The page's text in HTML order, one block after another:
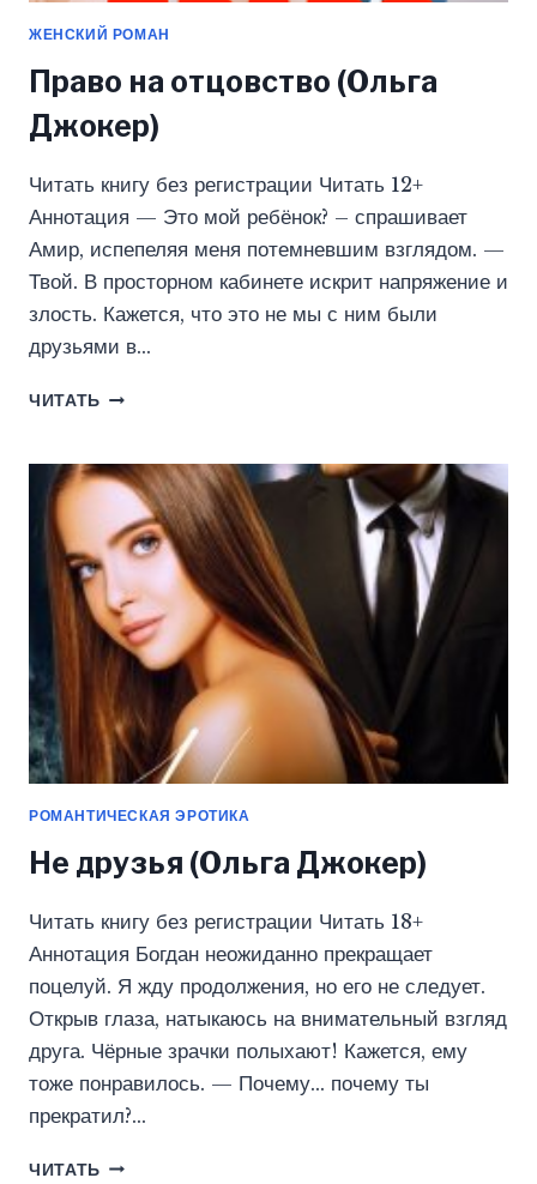
ЖЕНСКИЙ РОМАН
Право на отцовство (Ольга
Джокер)
Читать книгу без регистрации Читать 12+
Аннотация — Это мой ребёнок? – спрашивает
Амир, испепеляя меня потемневшим взглядом. —
Твой. В просторном кабинете искрит напряжение и
злость. Кажется, что это не мы с ним были
друзьями в…
ЧИТАТЬ ПРАВО
(ОЛЬГА
ДЖОКЕР)
РОМАНТИЧЕСКАЯ ЭРОТИКА
Не друзья (Ольга Джокер)
Читать книгу без регистрации Читать 18+
Аннотация Богдан неожиданно прекращает
поцелуй. Я жду продолжения, но его не следует.
Открыв глаза, натыкаюсь на внимательный взгляд
друга. Чёрные зрачки полыхают! Кажется, ему
тоже понравилось. — Почему… почему ты
прекратил?…
ЧИТАТЬ НЕ